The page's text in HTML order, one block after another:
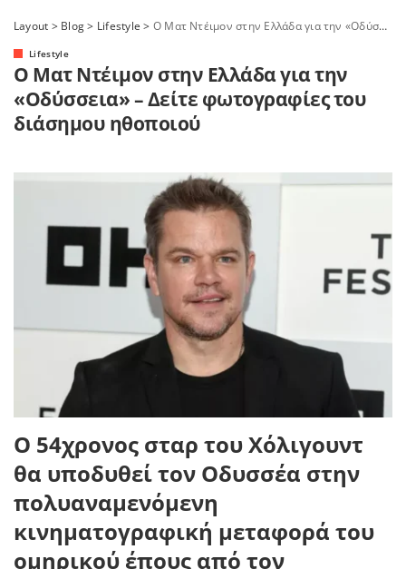
Layout > Blog> Lifestyle > Ο Ματ Ντέιμον στην Ελλάδα για την «Οδύσσεια» – Δείτε φωτογραφίες του διάσημου ηθοποιού
Lifestyle
Ο Ματ Ντέιμον στην Ελλάδα για την
«Οδύσσεια» – Δείτε φωτογραφίες του
διάσημου ηθοποιού
Ο 54χρονος σταρ του Χόλιγουντ
θα υποδυθεί τον Οδυσσέα στην
πολυαναμενόμενη
κινηματογραφική μεταφορά του
ομηρικού έπους από τον